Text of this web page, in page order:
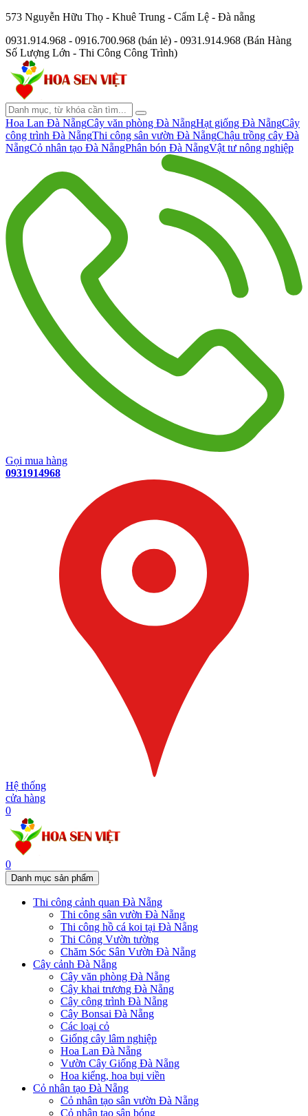
573 Nguyễn Hữu Thọ - Khuê Trung - Cẩm Lệ - Đà nẵng
0931.914.968 - 0916.700.968 (bán lẻ) - 0931.914.968 (Bán Hàng
Số Lượng Lớn - Thi Công Công Trình)
Hoa Lan Đà NẵngCây văn phòng Đà NẵngHạt giống Đà NẵngCây
công trình Đà NẵngThi công sân vườn Đà NẵngChậu trồng cây Đà
NẵngCỏ nhân tạo Đà NẵngPhân bón Đà NẵngVật tư nông nghiệp
Gọi mua hàng
0931914968
Hệ thống
cửa hàng
0
0
Danh mục sản phẩm
Thi công cảnh quan Đà Nẵng
Thi công sân vườn Đà Nẵng
Thi công hồ cá koi tại Đà Nẵng
Thi Công Vườn tường
Chăm Sóc Sân Vườn Đà Nẵng
Cây cảnh Đà Nẵng
Cây văn phòng Đà Nẵng
Cây khai trương Đà Nẵng
Cây công trình Đà Nẵng
Cây Bonsai Đà Nẵng
Các loại cỏ
Giống cây lâm nghiệp
Hoa Lan Đà Nẵng
Vườn Cây Giống Đà Nẵng
Hoa kiểng, hoa bụi viền
Cỏ nhân tạo Đà Nẵng
Cỏ nhân tạo sân vườn Đà Nẵng
Cỏ nhân tạo sân bóng